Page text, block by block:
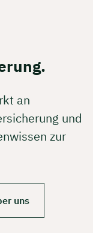
an
und
zur
uns